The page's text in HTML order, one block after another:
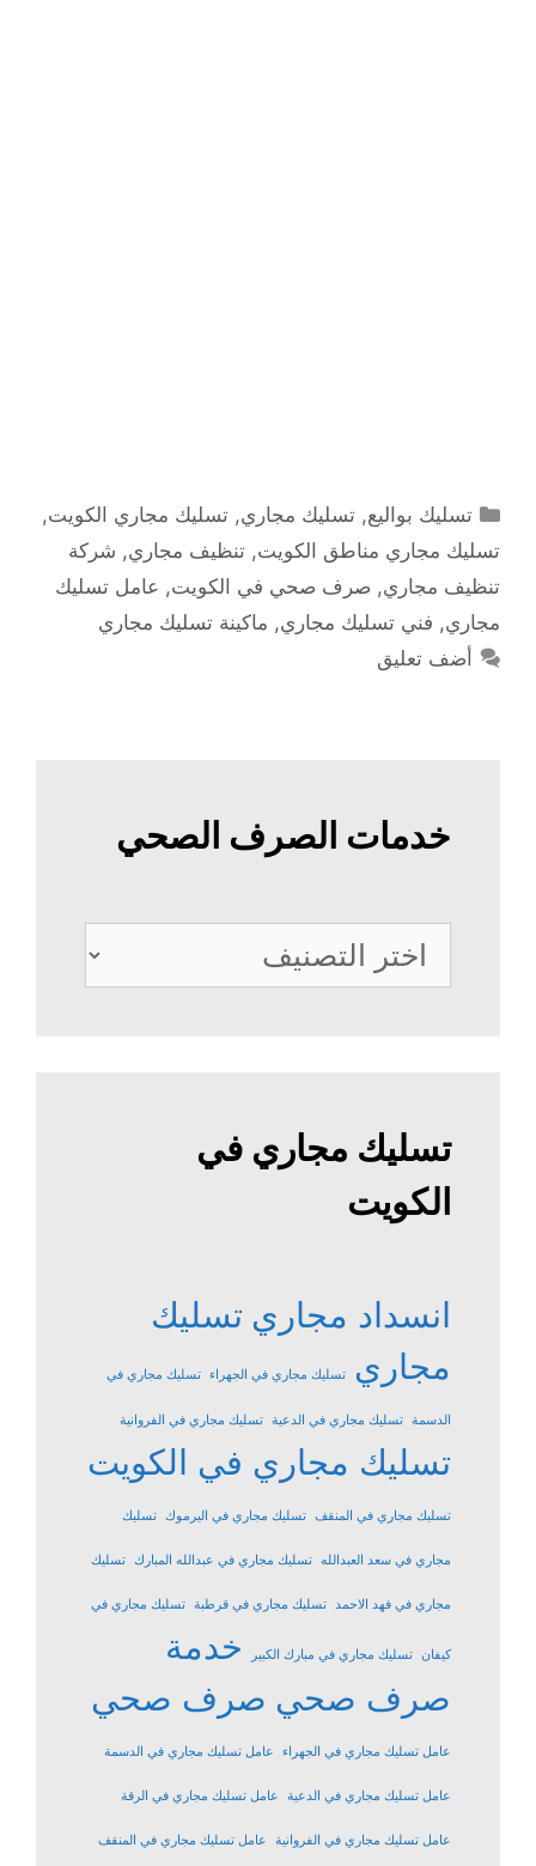
التصنيفات
تسليك بواليع,تسليك مجاري,تسليك مجاري الكويت,
تسليك مجاري مناطق الكويت, تنظيف مجاري, شركة
تنظيف مجاري, صرف صحي في الكويت, عامل تسليك
مجاري, فني تسليك مجاري, ماكينة تسليك مجاري
أضف تعليق
خدمات الصرف الصحي
خدمات
الصرف
تسليك مجاري في
الكويت
انسداد مجاري تسليك
مجاري
تسليك مجاري في الجهراء تسليك مجاري في
الدسمة تسليك مجاري في الدعية تسليك مجاري في الفروانية
تسليك مجاري في الكويت
تسليك مجاري في المنقف تسليك مجاري في اليرموك تسليك
مجاري في سعد العبدالله تسليك مجاري في عبدالله المبارك تسليك
مجاري في فهد الاحمد تسليك مجاري في قرطبة تسليك مجاري في
كيفان تسليك مجاري في مبارك الكبير
خدمة
صرف صحي صرف صحي
عامل تسليك مجاري في الجهراء عامل تسليك مجاري في الدسمة
عامل تسليك مجاري في الدعية عامل تسليك مجاري في الرقة
عامل تسليك مجاري في الفروانية عامل تسليك مجاري في المنقف